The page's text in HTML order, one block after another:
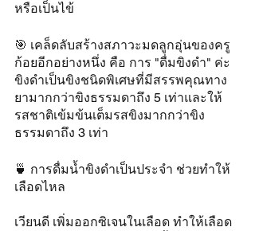
หรือเป็นไข้
🎯 เคล็ดลับสร้างสภาวะมดลูกอุ่นของครู
ก้อยอีกอย่างหนึ่ง คือ การ "ดื่มขิงดำ" ค่ะ
ขิงดำเป็นขิงชนิดพิเศษที่มีสรรพคุณทาง
ยามากกว่าขิงธรรมดาถึง 5 เท่าและให้
รสชาติเข้มข้นเต็มรสขิงมากกว่าขิง
ธรรมดาถึง 3 เท่า
🍵 การดื่มน้ำขิงดำเป็นประจำ ช่วยทำให้
เลือดไหล
เวียนดี เพิ่มออกซิเจนในเลือด ทำให้เลือด